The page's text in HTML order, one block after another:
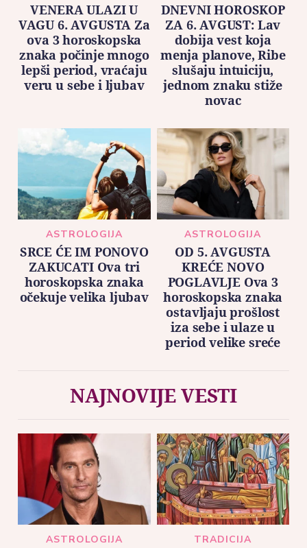
VENERA ULAZI U
VAGU 6. AVGUSTA Za
ova 3 horoskopska
znaka počinje mnogo
lepši period, vraćaju
veru u sebe i ljubav
DNEVNI HOROSKOP
ZA 6. AVGUST: Lav
dobija vest koja
menja planove, Ribe
slušaju intuiciju,
jednom znaku stiže
novac
ASTROLOGIJA
SRCE ĆE IM PONOVO
ZAKUCATI Ova tri
horoskopska znaka
očekuje velika ljubav
ASTROLOGIJA
OD 5. AVGUSTA
KREĆE NOVO
POGLAVLJE Ova 3
horoskopska znaka
ostavljaju prošlost
iza sebe i ulaze u
period velike sreće
NAJNOVIJE VESTI
ASTROLOGIJA TRADICIJA